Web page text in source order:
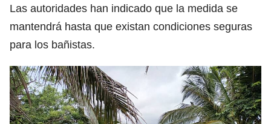
Las autoridades han indicado que la medida se
mantendrá hasta que existan condiciones seguras
para los bañistas.